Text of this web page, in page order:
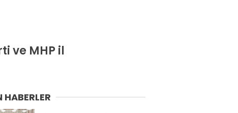
ve MHP il
HABERLER